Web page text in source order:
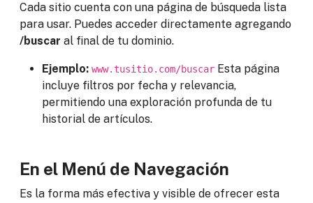
Cada sitio cuenta con una página de búsqueda lista
para usar. Puedes acceder directamente agregando
/buscar al final de tu dominio.
Ejemplo: www.tusitio.com/buscar Esta página
incluye filtros por fecha y relevancia,
permitiendo una exploración profunda de tu
historial de artículos.
En el Menú de Navegación
Es la forma más efectiva y visible de ofrecer esta